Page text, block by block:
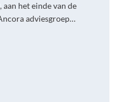
het einde van de
adviesgroep…